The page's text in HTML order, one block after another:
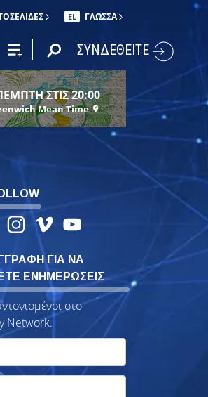
EL ΓΛΩΣΣΑ
ΣΥΝΔΕΘΕΙΤΕ
ΣΤΙΣ 20:00
Mean Time
ΓΙΑ ΝΑ
ΕΝΗΜΕΡΩΣΕΙΣ
στο
Network.